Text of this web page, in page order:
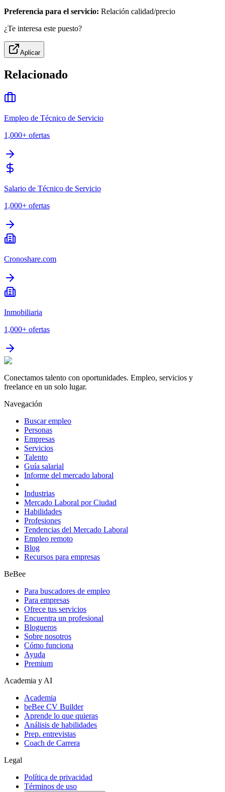
Preferencia para el servicio: Relación calidad/precio
¿Te interesa este puesto?
Aplicar
Relacionado
Empleo de Técnico de Servicio
1,000+ ofertas
Salario de Técnico de Servicio
1,000+ ofertas
Cronoshare.com
Inmobiliaria
1,000+ ofertas
Conectamos talento con oportunidades. Empleo, servicios y
freelance en un solo lugar.
Navegación
Buscar empleo
Personas
Empresas
Servicios
Talento
Guía salarial
Informe del mercado laboral
Industrias
Mercado Laboral por Ciudad
Habilidades
Profesiones
Tendencias del Mercado Laboral
Empleo remoto
Blog
Recursos para empresas
BeBee
Para buscadores de empleo
Para empresas
Ofrece tus servicios
Encuentra un profesional
Blogueros
Sobre nosotros
Cómo funciona
Ayuda
Premium
Academia y AI
Academia
beBee CV Builder
Aprende lo que quieras
Análisis de habilidades
Prep. entrevistas
Coach de Carrera
Legal
Política de privacidad
Términos de uso